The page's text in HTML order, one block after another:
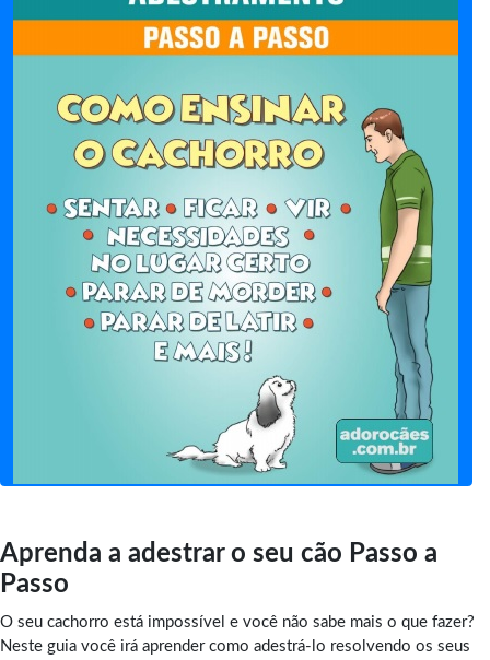
Aprenda a adestrar o seu cão Passo a
Passo
O seu cachorro está impossível e você não sabe mais o que fazer?
Neste guia você irá aprender como adestrá-lo resolvendo os seus